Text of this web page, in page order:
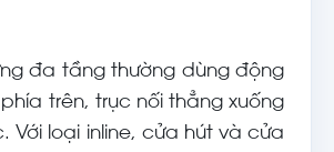
đa tầng thường dùng động
trên, trục nối thẳng xuống
Với loại inline, cửa hút và cửa